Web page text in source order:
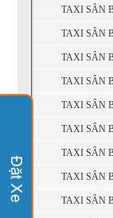
TAXI SÂN
TAXI SÂN
TAXI SÂN
TAXI SÂN
TAXI SÂN
TAXI SÂN
TAXI SÂN
TAXI SÂN
TAXI SÂN